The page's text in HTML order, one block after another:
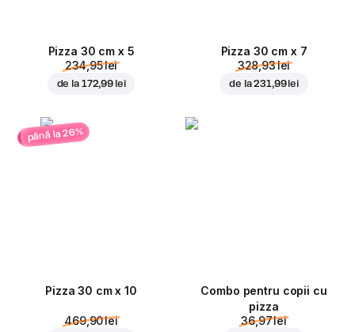
Pizza 30 cm x 5
234,95 lei
de la 172,99 lei
Pizza 30 cm x 7
328,93 lei
de la231,99 lei
până la 26%
Pizza 30 cm x 10
469,90 lei
Combo pentru copii cu
pizza
36,97 lei